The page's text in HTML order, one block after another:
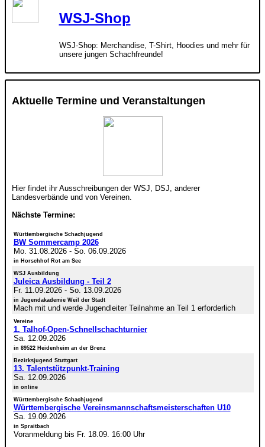
WSJ-Shop
WSJ-Shop: Merchandise, T-Shirt, Hoodies und mehr für
unsere jungen Schachfreunde!
Aktuelle Termine und Veranstaltungen
Hier findet ihr Ausschreibungen der WSJ, DSJ, anderer
Landesverbände und von Vereinen.
Nächste Termine:
Württembergische Schachjugend
BW Sommercamp 2026
Mo. 31.08.2026- So. 06.09.2026
in Horschhof Rot am See
WSJ Ausbildung
Juleica Ausbildung - Teil 2
Fr. 11.09.2026- So. 13.09.2026
in Jugendakademie Weil der Stadt
Mach mit und werde Jugendleiter Teilnahme an Teil 1 erforderlich
Vereine
1. Talhof-Open-Schnellschachturnier
Sa. 12.09.2026
in 89522 Heidenheim an der Brenz
Bezirksjugend Stuttgart
13. Talentstützpunkt-Training
Sa. 12.09.2026
in online
Württembergische Schachjugend
Württembergische Vereinsmannschaftsmeisterschaften U10
Sa. 19.09.2026
in Spraitbach
Voranmeldung bis Fr. 18.09. 16:00 Uhr